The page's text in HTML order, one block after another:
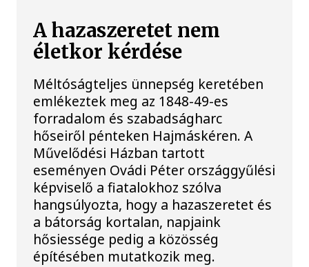
A hazaszeretet nem
életkor kérdése
Méltóságteljes ünnepség keretében
emlékeztek meg az 1848-49-es
forradalom és szabadságharc
hőseiről pénteken Hajmáskéren. A
Művelődési Házban tartott
eseményen Ovádi Péter országgyűlési
képviselő a fiatalokhoz szólva
hangsúlyozta, hogy a hazaszeretet és
a bátorság kortalan, napjaink
hősiessége pedig a közösség
építésében mutatkozik meg.